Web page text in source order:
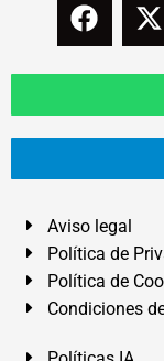
Aviso legal
Política de
Política de
Condiciones